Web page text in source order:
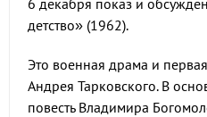
6 декабря показ и
детство» (1962).
Это военная драма и
Андрея Тарковского. В
повесть Владимира